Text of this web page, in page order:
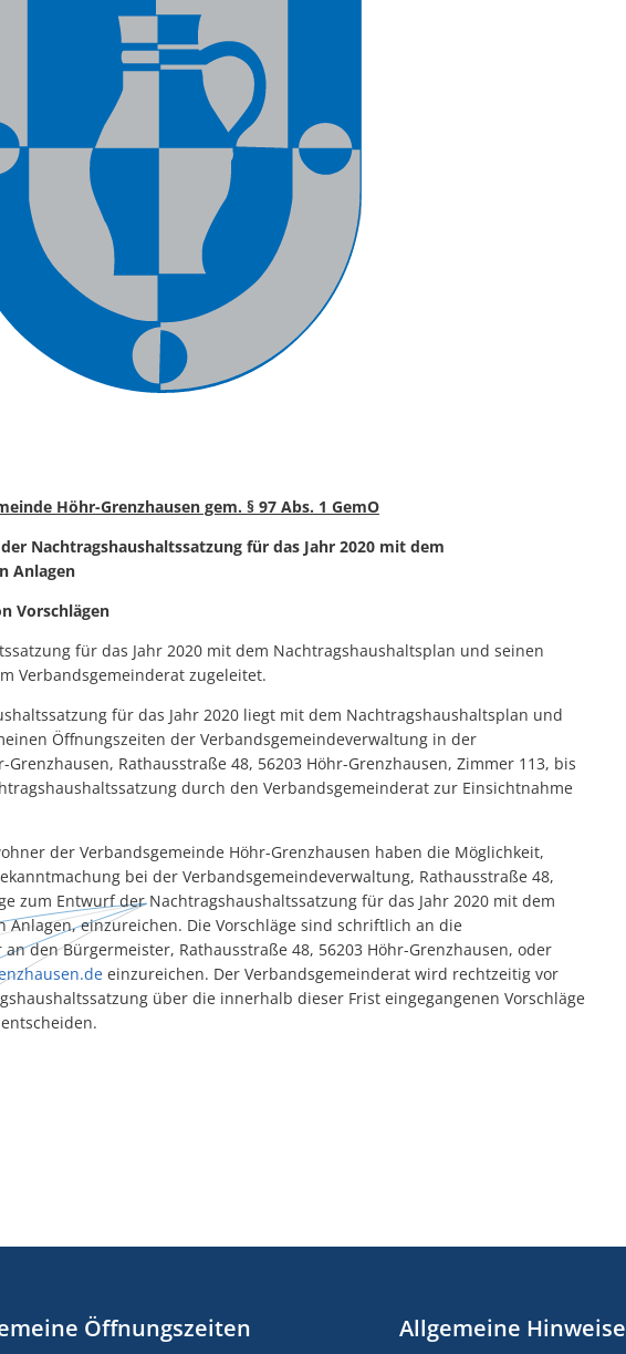
Höhr-Grenzhausen gem. § 97 Abs. 1 GemO
Nachtragshaushaltssatzung für das Jahr 2020 mit dem
Anlagen
Vorschlägen
für das Jahr 2020 mit dem Nachtragshaushaltsplan und seinen
Verbandsgemeinderat zugeleitet.
für das Jahr 2020 liegt mit dem Nachtragshaushaltsplan und
Öffnungszeiten der Verbandsgemeindeverwaltung in der
Rathausstraße 48, 56203 Höhr-Grenzhausen, Zimmer 113, bis
durch den Verbandsgemeinderat zur Einsichtnahme
der Verbandsgemeinde Höhr-Grenzhausen haben die Möglichkeit,
bei der Verbandsgemeindeverwaltung, Rathausstraße 48,
zum Entwurf der Nachtragshaushaltssatzung für das Jahr 2020 mit dem
einzureichen. Die Vorschläge sind schriftlich an die
den Bürgermeister, Rathausstraße 48, 56203 Höhr-Grenzhausen, oder
einzureichen. Der Verbandsgemeinderat wird rechtzeitig vor
über die innerhalb dieser Frist eingegangenen Vorschläge
Öffnungszeiten Allgemeine Hinweise